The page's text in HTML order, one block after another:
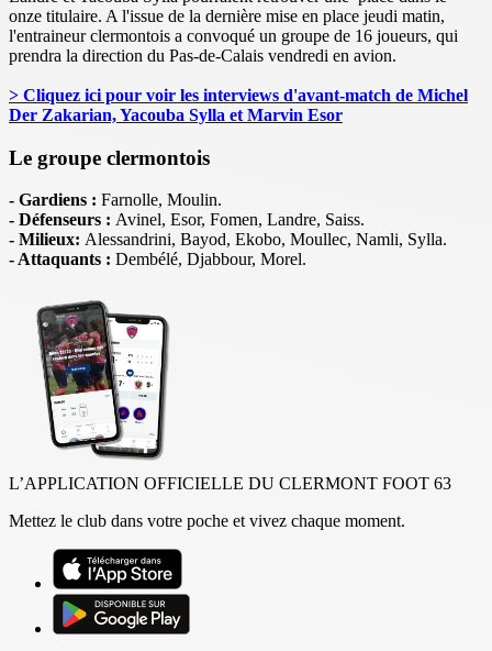
onze titulaire. A l'issue de la dernière mise en place jeudi matin,
l'entraineur clermontois a convoqué un groupe de 16 joueurs, qui
prendra la direction du Pas-de-Calais vendredi en avion.
> Cliquez ici pour voir les interviews d'avant-match de Michel
Der Zakarian, Yacouba Sylla et Marvin Esor
Le groupe clermontois
- Gardiens : Farnolle, Moulin.
- Défenseurs : Avinel, Esor, Fomen, Landre, Saiss.
- Milieux: Alessandrini, Bayod, Ekobo, Moullec, Namli, Sylla.
- Attaquants : Dembélé, Djabbour, Morel.
L’APPLICATION OFFICIELLE DU CLERMONT FOOT 63
Mettez le club dans votre poche et vivez chaque moment.